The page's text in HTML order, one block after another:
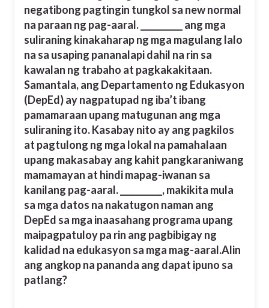
negatibong pagtingin tungkol sa new normal
na paraan ng pag-aaral. __________ ang mga
suliraning kinakaharap ng mga magulang lalo
na sa usaping pananalapi dahil na rin sa
kawalan ng trabaho at pagkakakitaan.
Samantala, ang Departamento ng Edukasyon
(DepEd) ay nagpatupad ng iba’t ibang
pamamaraan upang matugunan ang mga
suliraning ito. Kasabay nito ay ang pagkilos
at pagtulong ng mga lokal na pamahalaan
upang makasabay ang kahit pangkaraniwang
mamamayan at hindi mapag-iwanan sa
kanilang pag-aaral. __________, makikita mula
sa mga datos na nakatugon naman ang
DepEd sa mga inaasahang programa upang
maipagpatuloy pa rin ang pagbibigay ng
kalidad na edukasyon sa mga mag-aaral.Alin
ang angkop na pananda ang dapat ipuno sa
patlang?